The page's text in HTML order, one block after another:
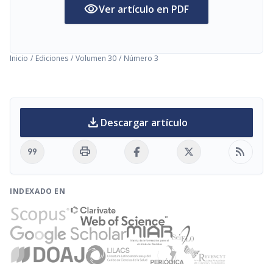
visibilityVer artículo en PDF
Inicio / Ediciones / Volumen 30 / Número 3
download Descargar artículo
format_quote print rss_feed
INDEXADO EN